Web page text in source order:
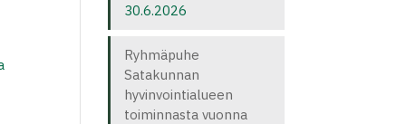
30.6.2026
Ryhmäpuhe
Satakunnan
hyvinvointialueen
toiminnasta vuonna